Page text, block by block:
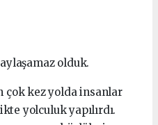
olduk.
çok kez yolda insanlar
yolculuk yapılırdı.